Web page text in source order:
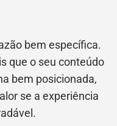
bem específica.
que o seu conteúdo
bem posicionada,
se a experiência